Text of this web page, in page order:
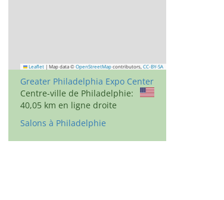
Leaflet | Map data © OpenStreetMap contributors, CC-BY-SA
Greater Philadelphia Expo Center
Centre-ville de Philadelphie:
40,05 km en ligne droite
Salons à Philadelphie